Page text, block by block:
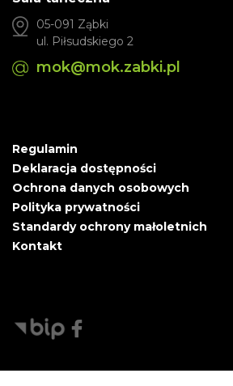
05-091 Ząbki
ul. Piłsudskiego 2
mok@mok.zabki.pl
Regulamin
Deklaracja dostępności
Ochrona danych osobowych
Polityka prywatności
Standardy ochrony małoletnich
Kontakt